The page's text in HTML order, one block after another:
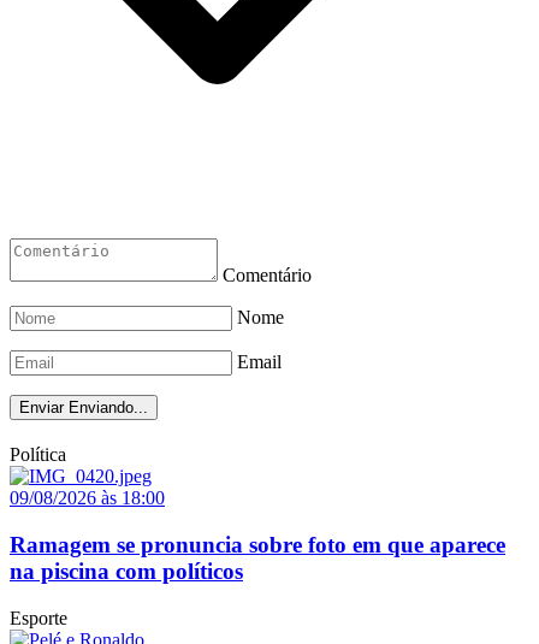
Comentário
Nome
Email
Enviar Enviando...
Política
09/08/2026 às 18:00
Ramagem se pronuncia sobre foto em que aparece
na piscina com políticos
Esporte